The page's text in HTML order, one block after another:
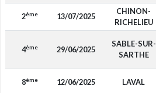
2ème 13/07/2025
CHINON-
RICHELIEU
4ème 29/06/2025
SABLE-SUR-
SARTHE
8ème 12/06/2025 LAVAL